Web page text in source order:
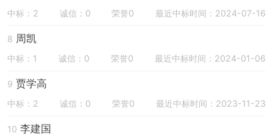
中标：2 诚信：0 荣誉0 最近中标时间：2024-07-16
8 周凯
中标：1 诚信：0 荣誉0 最近中标时间：2024-01-06
9 贾学高
中标：2 诚信：0 荣誉0 最近中标时间：2023-11-23
10 李建国